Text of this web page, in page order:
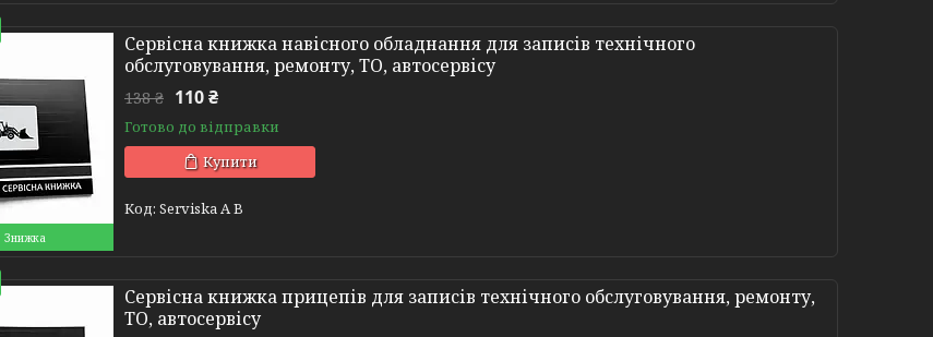
Сервісна книжка навісного обладнання для записів технічного
обслуговування, ремонту, ТО, автосервісу
138 ₴ 110 ₴
Готово до відправки
Купити
Serviska A B
Сервісна книжка прицепів для записів технічного обслуговування, ремонту,
ТО, автосервісу